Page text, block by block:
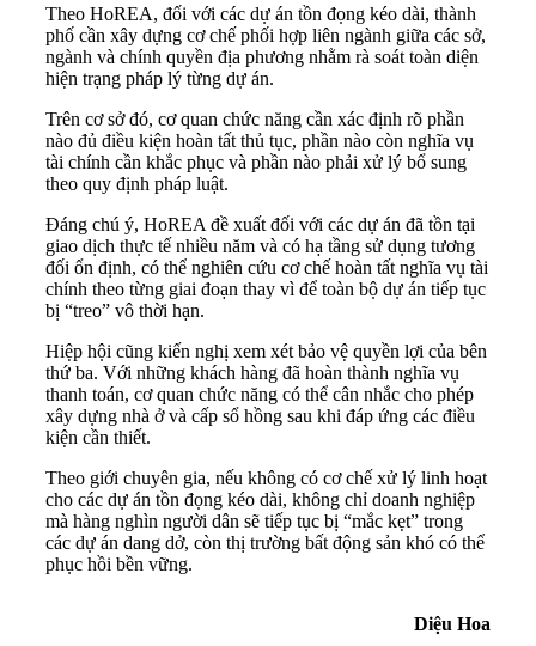
Theo HoREA, đối với các dự án tồn đọng kéo dài, thành
phố cần xây dựng cơ chế phối hợp liên ngành giữa các sở,
ngành và chính quyền địa phương nhằm rà soát toàn diện
hiện trạng pháp lý từng dự án.
Trên cơ sở đó, cơ quan chức năng cần xác định rõ phần
nào đủ điều kiện hoàn tất thủ tục, phần nào còn nghĩa vụ
tài chính cần khắc phục và phần nào phải xử lý bổ sung
theo quy định pháp luật.
Đáng chú ý, HoREA đề xuất đối với các dự án đã tồn tại
giao dịch thực tế nhiều năm và có hạ tầng sử dụng tương
đối ổn định, có thể nghiên cứu cơ chế hoàn tất nghĩa vụ tài
chính theo từng giai đoạn thay vì để toàn bộ dự án tiếp tục
bị “treo” vô thời hạn.
Hiệp hội cũng kiến nghị xem xét bảo vệ quyền lợi của bên
thứ ba. Với những khách hàng đã hoàn thành nghĩa vụ
thanh toán, cơ quan chức năng có thể cân nhắc cho phép
xây dựng nhà ở và cấp sổ hồng sau khi đáp ứng các điều
kiện cần thiết.
Theo giới chuyên gia, nếu không có cơ chế xử lý linh hoạt
cho các dự án tồn đọng kéo dài, không chỉ doanh nghiệp
mà hàng nghìn người dân sẽ tiếp tục bị “mắc kẹt” trong
các dự án dang dở, còn thị trường bất động sản khó có thể
phục hồi bền vững.
Diệu Hoa